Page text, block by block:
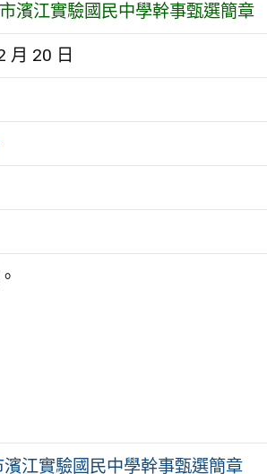
濱江實驗國民中學幹事甄選簡章
月 20 日
濱江實驗國民中學幹事甄選簡章